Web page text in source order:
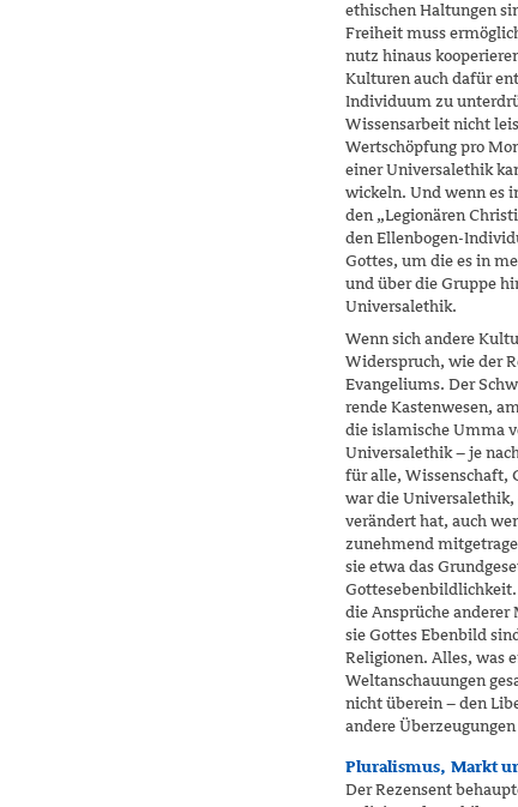
ethischen Haltungen
Freiheit muss
nutz hinaus
Kulturen auch dafür
Individuum zu
Wissensarbeit nicht
Wertschöpfung pro
einer Universalethik
wickeln. Und wenn es
den „Legionären
den Ellenbogen-
Gottes, um die es in
und über die Gruppe
Universalethik.
Wenn sich andere
Widerspruch, wie der
Evangeliums. Der
rende Kastenwesen,
die islamische Umma
Universalethik – je
für alle, Wissenschaft,
war die
verändert hat, auch
zunehmend
sie etwa das
die Ansprüche anderer
sie Gottes Ebenbild
Religionen. Alles, was
Weltanschauungen
nicht überein – den
andere
Pluralismus, Markt
Der Rezensent